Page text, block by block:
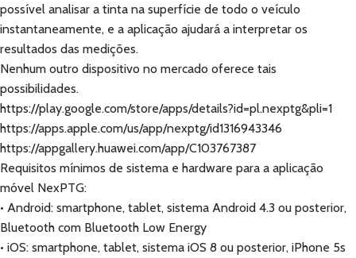
possível analisar a tinta na superfície de todo o veículo
instantaneamente, e a aplicação ajudará a interpretar os
resultados das medições.
Nenhum outro dispositivo no mercado oferece tais
possibilidades.
https://play.google.com/store/apps/details?id=pl.nexptg&pli=1
https://apps.apple.com/us/app/nexptg/id1316943346
https://appgallery.huawei.com/app/C103767387
Requisitos mínimos de sistema e hardware para a aplicação
móvel NexPTG:
• Android: smartphone, tablet, sistema Android 4.3 ou posterior,
Bluetooth com Bluetooth Low Energy
• iOS: smartphone, tablet, sistema iOS 8 ou posterior, iPhone 5s